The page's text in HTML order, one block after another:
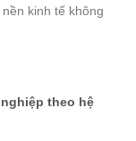
kinh tế không
theo hệ